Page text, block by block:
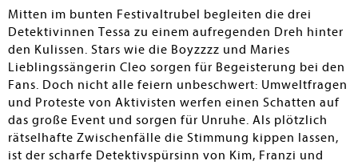
Mitten im bunten Festivaltrubel begleiten die drei
Detektivinnen Tessa zu einem aufregenden Dreh hinter
den Kulissen. Stars wie die Boyzzzz und Maries
Lieblingssängerin Cleo sorgen für Begeisterung bei den
Fans. Doch nicht alle feiern unbeschwert: Umweltfragen
und Proteste von Aktivisten werfen einen Schatten auf
das große Event und sorgen für Unruhe. Als plötzlich
rätselhafte Zwischenfälle die Stimmung kippen lassen,
ist der scharfe Detektivspürsinn von Kim, Franzi und